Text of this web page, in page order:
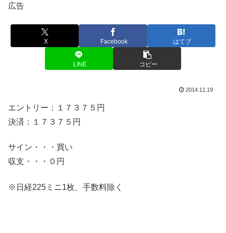
広告
X Facebook はてブ
LINE コピー
2014.11.19
エントリー：１７３７５円
決済：１７３７５円
サイン・・・買い
収支・・・０円
※日経225ミニ1枚、手数料除く